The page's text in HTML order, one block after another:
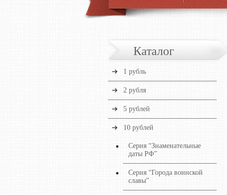
Каталог
1 рубль
2 рубля
5 рублей
10 рублей
Серия “Знаменательные
даты РФ”
Серия “Города воинской
славы”